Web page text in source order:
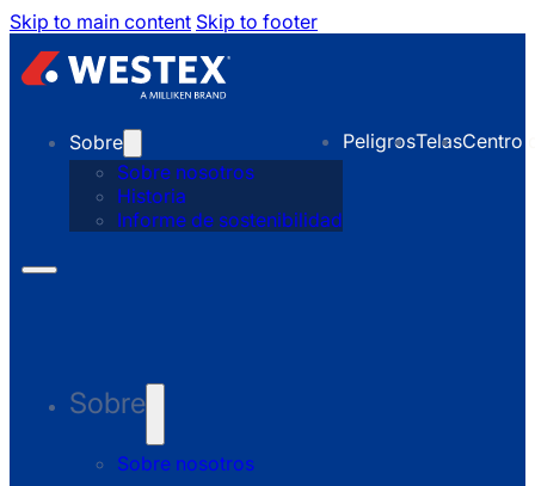
Skip to main content Skip to footer
Sobre
Sobre nosotros
Historia
Informe de sostenibilidad
PeligrosTelasCentro
Sobre
Sobre nosotros